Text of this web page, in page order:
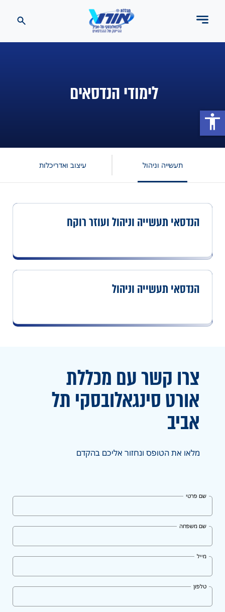
לימודי הנדסאים
תעשייה וניהול עיצוב ואדריכלות
הנדסאי תעשייה וניהול ועוזר רוקח
הנדסאי תעשייה וניהול
צרו קשר עם מכללת
אורטסינגאלובסקי תל
אביב
מלאו את הטופס ונחזור אליכם בהקדם
שם פרטי
שם משפחה
מייל
טלפון
accessibility